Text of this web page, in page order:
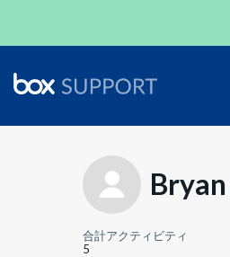
合計アクティビティ
5